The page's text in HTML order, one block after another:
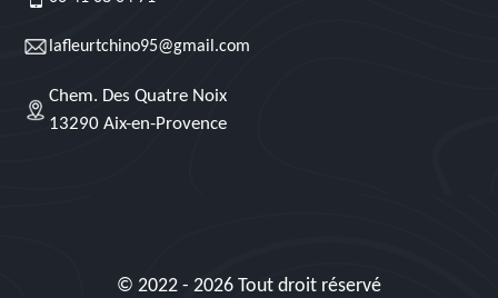
lafleurtchino95@gmail.com
Chem. Des Quatre Noix
13290 Aix-en-Provence
© 2022 - 2026 Tout droit réservé